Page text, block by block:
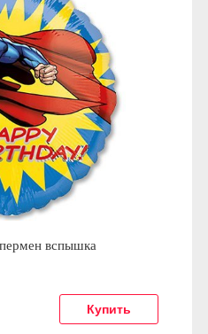
вспышка